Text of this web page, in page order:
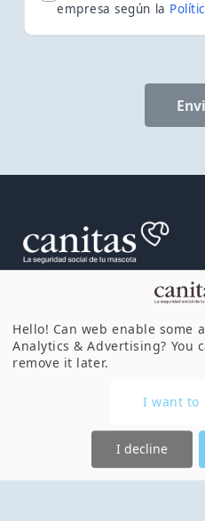
empresa según la
© 2026 Canitas. Todos
Hello! Can web enable some
Analytics & Advertising? You
remove it later.
I want to
I decline